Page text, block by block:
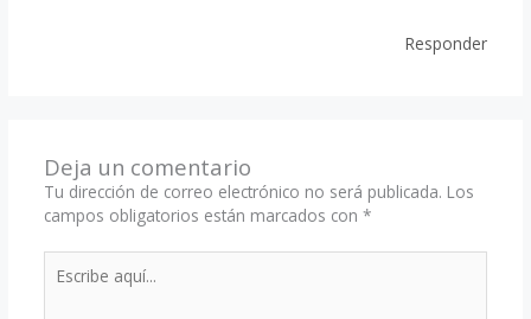
Responder
Deja un comentario
Tu dirección de correo electrónico no será publicada. Los
campos obligatorios están marcados con *
aquí...